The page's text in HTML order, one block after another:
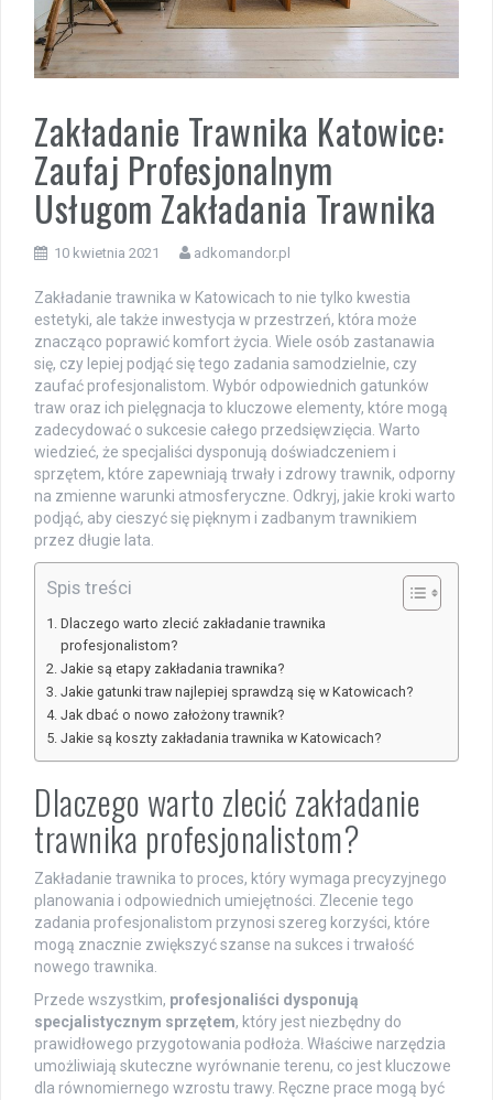
Zakładanie Trawnika Katowice:
Zaufaj Profesjonalnym
Usługom Zakładania Trawnika
10 kwietnia 2021 adkomandor.pl
Zakładanie trawnika w Katowicach to nie tylko kwestia
estetyki, ale także inwestycja w przestrzeń, która może
znacząco poprawić komfort życia. Wiele osób zastanawia
się, czy lepiej podjąć się tego zadania samodzielnie, czy
zaufać profesjonalistom. Wybór odpowiednich gatunków
traw oraz ich pielęgnacja to kluczowe elementy, które mogą
zadecydować o sukcesie całego przedsięwzięcia. Warto
wiedzieć, że specjaliści dysponują doświadczeniem i
sprzętem, które zapewniają trwały i zdrowy trawnik, odporny
na zmienne warunki atmosferyczne. Odkryj, jakie kroki warto
podjąć, aby cieszyć się pięknym i zadbanym trawnikiem
przez długie lata.
Spis treści
Dlaczego warto zlecić zakładanie trawnika
profesjonalistom?
Jakie są etapy zakładania trawnika?
Jakie gatunki traw najlepiej sprawdzą się w Katowicach?
Jak dbać o nowo założony trawnik?
Jakie są koszty zakładania trawnika w Katowicach?
Dlaczego warto zlecić zakładanie
trawnika profesjonalistom?
Zakładanie trawnika to proces, który wymaga precyzyjnego
planowania i odpowiednich umiejętności. Zlecenie tego
zadania profesjonalistom przynosi szereg korzyści, które
mogą znacznie zwiększyć szanse na sukces i trwałość
nowego trawnika.
Przede wszystkim, profesjonaliści dysponują
specjalistycznym sprzętem, który jest niezbędny do
prawidłowego przygotowania podłoża. Właściwe narzędzia
umożliwiają skuteczne wyrównanie terenu, co jest kluczowe
dla równomiernego wzrostu trawy. Ręczne prace mogą być